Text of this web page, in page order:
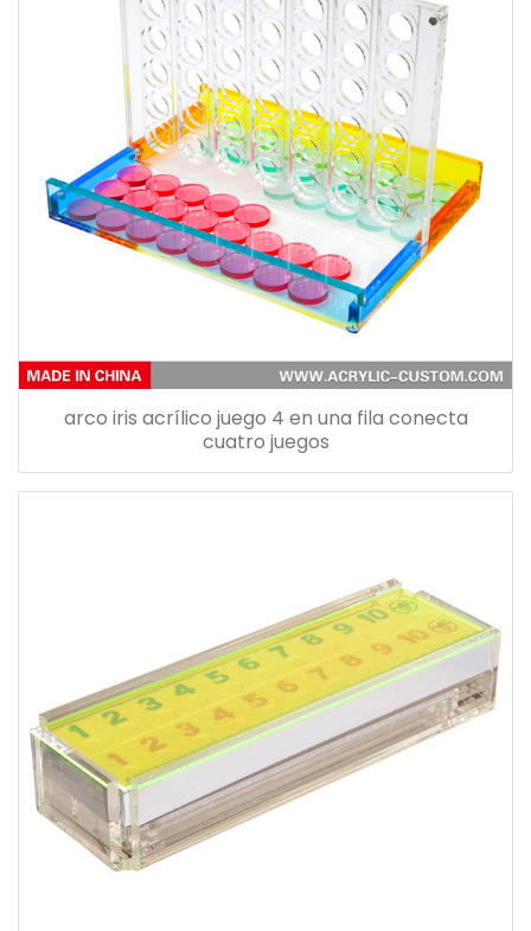
arco iris acrílico juego 4 en una fila conecta
cuatro juegos